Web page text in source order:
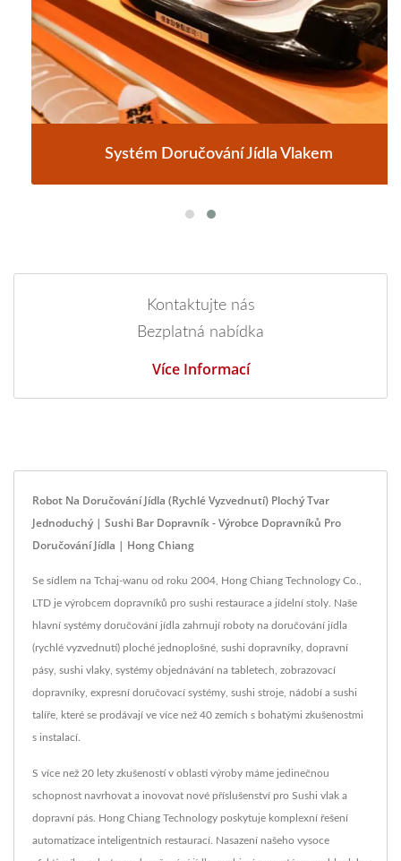
Systém Doručování Jídla Vlakem
Kontaktujte nás
Bezplatná nabídka
Více Informací
Robot Na Doručování Jídla (Rychlé Vyzvednutí) Plochý Tvar
Jednoduchý | Sushi Bar Dopravník - Výrobce Dopravníků Pro
Doručování Jídla | Hong Chiang
Se sídlem na Tchaj-wanu od roku 2004, Hong Chiang Technology Co.,
LTD je výrobcem dopravníků pro sushi restaurace a jídelní stoly. Naše
hlavní systémy doručování jídla zahrnují roboty na doručování jídla
(rychlé vyzvednutí) ploché jednoplošné, sushi dopravníky, dopravní
pásy, sushi vlaky, systémy objednávání na tabletech, zobrazovací
dopravníky, expresní doručovací systémy, sushi stroje, nádobí a sushi
talíře, které se prodávají ve více než 40 zemích s bohatými zkušenostmi
s instalací.
S více než 20 lety zkušeností v oblasti výroby máme jedinečnou
schopnost navrhovat a inovovat nové příslušenství pro Sushi vlak a
dopravní pás. Hong Chiang Technology poskytuje komplexní řešení
automatizace inteligentních restaurací. Nasazení našeho vysoce